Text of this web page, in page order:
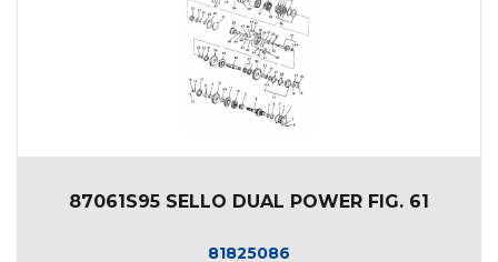
87061S95 SELLO DUAL POWER FIG. 61
81825086